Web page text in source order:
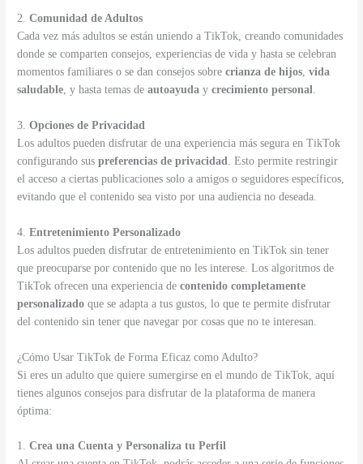
2.Comunidad de Adultos
Cada vez más adultos se están uniendo a TikTok, creando comunidades
donde se comparten consejos, experiencias de vida y hasta se celebran
momentos familiares o se dan consejos sobrecrianza de hijos ,vida
saludable , y hasta temas deautoayuda ycrecimiento personal
3.Opciones de Privacidad
Los adultos pueden disfrutar de una experiencia más segura en TikTok
configurando suspreferencias de privacidad
. Esto permite restringir
el acceso a ciertas publicaciones solo a amigos o seguidores específicos,
evitando que el contenido sea visto por una audiencia no deseada.
4.Entretenimiento Personalizado
Los adultos pueden disfrutar de entretenimiento en TikTok sin tener
que preocuparse por contenido que no les interese. Los algoritmos de
TikTok ofrecen una experiencia decontenido completamente
personalizado que se adapta a tus gustos, lo que te permite disfrutar
del contenido sin tener que navegar por cosas que no te interesan.
¿Cómo Usar TikTok de Forma Eficaz como Adulto?
Si eres un adulto que quiere sumergirse en el mundo de TikTok, aquí
tienes algunos consejos para disfrutar de la plataforma de manera
óptima:
1.Crea una Cuenta y Personaliza tu Perfil